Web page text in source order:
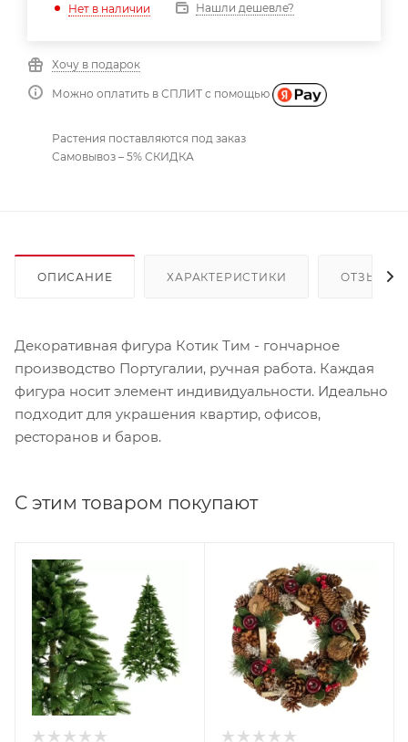
Нет в наличии Нашли дешевле?
Хочу в подарок
Можно оплатить в СПЛИТ с помощью
Растения поставляются под заказ
Самовывоз – 5% СКИДКА
ОПИСАНИЕ ХАРАКТЕРИСТИКИ ОТЗЫВЫ
Декоративная фигура Котик Тим - гончарное
производство Португалии, ручная работа. Каждая
фигура носит элемент индивидуальности. Идеально
подходит для украшения квартир, офисов,
ресторанов и баров.
С этим товаром покупают